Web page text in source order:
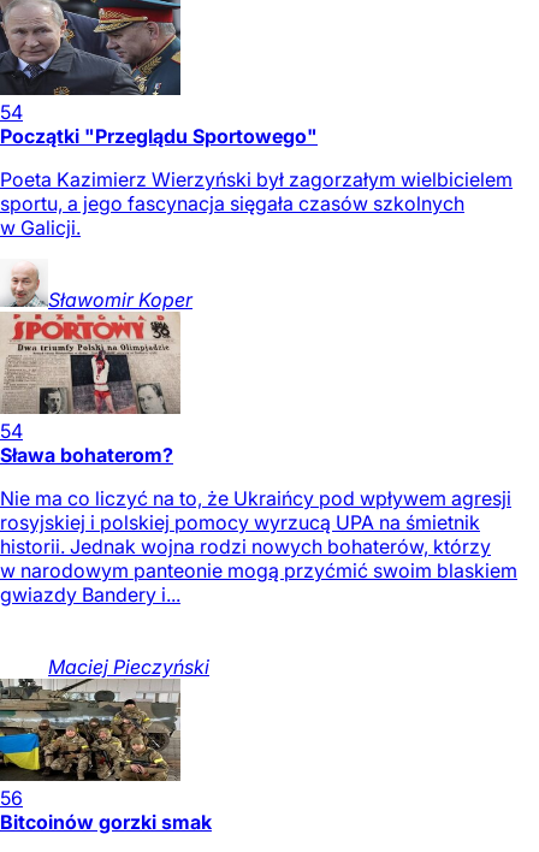
54
Początki "Przeglądu Sportowego"
Poeta Kazimierz Wierzyński był zagorzałym wielbicielem
sportu, a jego fascynacja sięgała czasów szkolnych
w Galicji.
Sławomir Koper
54
Sława bohaterom?
Nie ma co liczyć na to, że Ukraińcy pod wpływem agresji
rosyjskiej i polskiej pomocy wyrzucą UPA na śmietnik
historii. Jednak wojna rodzi nowych bohaterów, którzy
w narodowym panteonie mogą przyćmić swoim blaskiem
gwiazdy Bandery i...
Maciej Pieczyński
56
Bitcoinów gorzki smak